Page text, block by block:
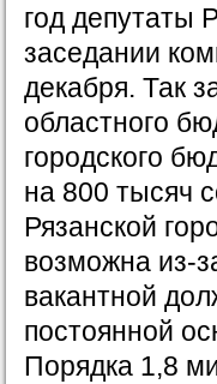
год депутаты
заседании
декабря. Так
областного
городского
на 800 тысяч
Рязанской
возможна из-
вакантной
постоянной
Порядка 1,8